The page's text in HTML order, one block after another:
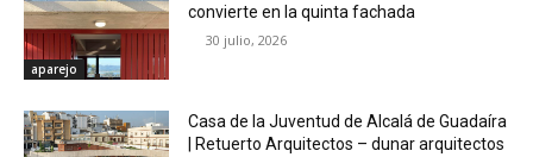
aparejo
convierte en la quinta fachada
30 julio, 2026
Casa de la Juventud de Alcalá de Guadaíra
| Retuerto Arquitectos – dunar arquitectos